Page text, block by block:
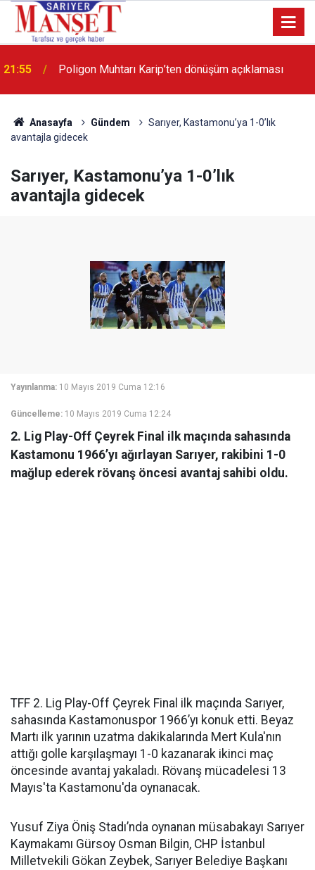
13:36 'Poligon'da İstanbul'a örnek proje gerçekleştirilecek'
Anasayfa Gündem
Sarıyer, Kastamonu’ya 1-0’lık
avantajla gidecek
Sarıyer, Kastamonu’ya 1-0’lık
avantajla gidecek
Yayınlanma: 10 Mayıs 2019 Cuma 12:16
Güncelleme: 10 Mayıs 2019 Cuma 12:24
2. Lig Play-Off Çeyrek Final ilk maçında sahasında
Kastamonu 1966’yı ağırlayan Sarıyer, rakibini 1-0
mağlup ederek rövanş öncesi avantaj sahibi oldu.
TFF 2. Lig Play-Off Çeyrek Final ilk maçında Sarıyer,
sahasında Kastamonuspor 1966’yı konuk etti. Beyaz
Martı ilk yarının uzatma dakikalarında Mert Kula'nın
attığı golle karşılaşmayı 1-0 kazanarak ikinci maç
öncesinde avantaj yakaladı. Rövanş mücadelesi 13
Mayıs'ta Kastamonu'da oynanacak.
Yusuf Ziya Öniş Stadı’nda oynanan müsabakayı Sarıyer
Kaymakamı Gürsoy Osman Bilgin, CHP İstanbul
Milletvekili Gökan Zeybek, Sarıyer Belediye Başkanı